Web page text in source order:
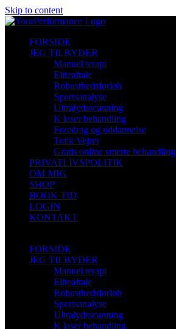
Skip to content
FORSIDE
JEG TILBYDER
Manuel terapi
Eliteaftale
Robusthedsforløb
Sportsanalyse
Ultralydsscanning
K laser behandling
Foredrag og uddannelse
Træk Vejret
Gratis online smerte behandling
PRIVATLIVSPOLITIK
OM MIG
SHOP
BOOK TID
LOGIN
KONTAKT
FORSIDE
JEG TILBYDER
Manuel terapi
Eliteaftale
Robusthedsforløb
Sportsanalyse
Ultralydsscanning
K laser behandling